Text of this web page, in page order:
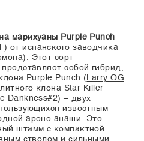
марихуаны Purple Punch
от испанского заводчика
Этот сорт
собой гибрид,
Purple Punch ( Larry OG
клона Star Killer
Dankness#2) – двух
известным
арене анаши. Это
штамм с компактной
стволом и сильными